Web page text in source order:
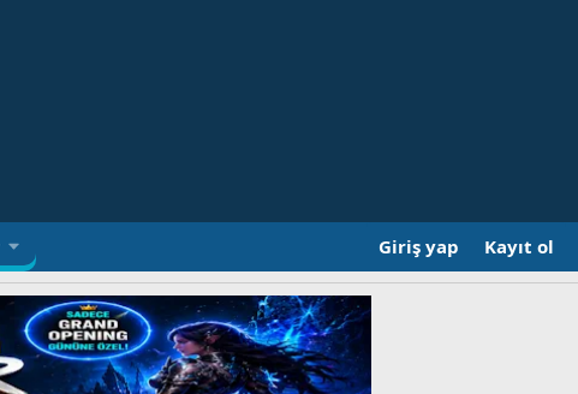
Giriş yap Kayıt ol